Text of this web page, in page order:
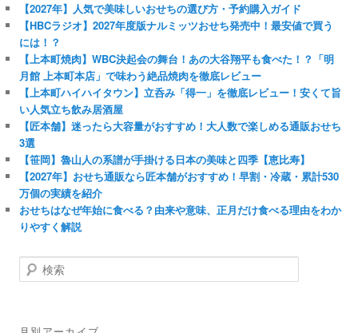
【2027年】人気で美味しいおせちの選び方・予約購入ガイド
【HBCラジオ】2027年度版ナルミッツおせち発売中！最安値で買う
には！？
【上本町焼肉】WBC決起会の舞台！あの大谷翔平も食べた！？「明
月館 上本町本店」で味わう絶品焼肉を徹底レビュー
【上本町ハイハイタウン】立呑み「得一」を徹底レビュー！安くて旨
い人気立ち飲み居酒屋
【匠本舗】迷ったら大容量がおすすめ！大人数で楽しめる通販おせち
3選
【笹岡】魯山人の系譜が手掛ける日本の美味と四季【恵比寿】
【2027年】おせち通販なら匠本舗がおすすめ！早割・冷蔵・累計530
万個の実績を紹介
おせちはなぜ年始に食べる？由来や意味、正月だけ食べる理由をわか
りやすく解説
検
索